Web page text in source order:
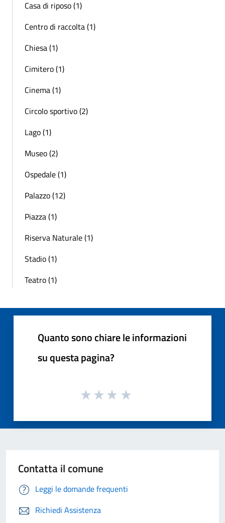
Casa di riposo (1)
Centro di raccolta (1)
Chiesa (1)
Cimitero (1)
Cinema (1)
Circolo sportivo (2)
Lago (1)
Museo (2)
Ospedale (1)
Palazzo (12)
Piazza (1)
Riserva Naturale (1)
Stadio (1)
Teatro (1)
Quanto sono chiare le informazioni
su questa pagina?
Contatta il comune
Leggi le domande frequenti
Richiedi Assistenza